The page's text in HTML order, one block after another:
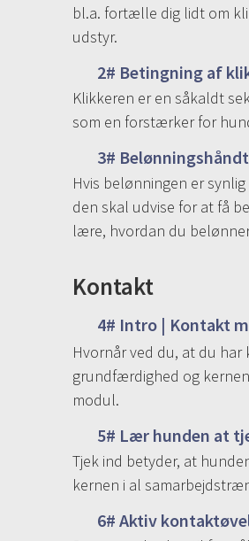
bl.a. fortælle dig lidt om
udstyr.
2# Betingning af
Klikkeren er en såkaldt
som en forstærker for
3#
Hvis belønningen er
den skal udvise for at få
lære, hvordan du
Kontakt
4# Intro | Kontakt
Hvornår ved du, at du
grundfærdighed og
modul.
5# Lær hunden at
Tjek ind betyder, at
kernen i al
6# Aktiv